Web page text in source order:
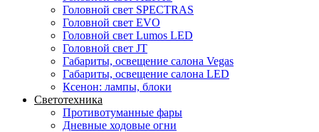
Головной свет SPECTRAS
Головной свет EVO
Головной свет Lumos LED
Головной свет JT
Габариты, освещение салона Vegas
Габариты, освещение салона LED
Ксенон: лампы, блоки
Светотехника
Противотуманные фары
Дневные ходовые огни